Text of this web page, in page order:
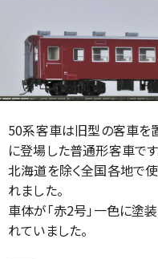
50系客車は旧型の客車を
に登場した普通形客車です
北海道を除く全国各地で
れました。
車体が「赤2号」一色に塗
れていました。